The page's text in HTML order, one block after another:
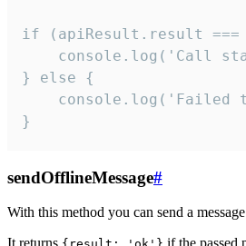
if (apiResult.result
console.log('Call
} else {
console.log('Failed
}
sendOfflineMessage#
With this method you can send a